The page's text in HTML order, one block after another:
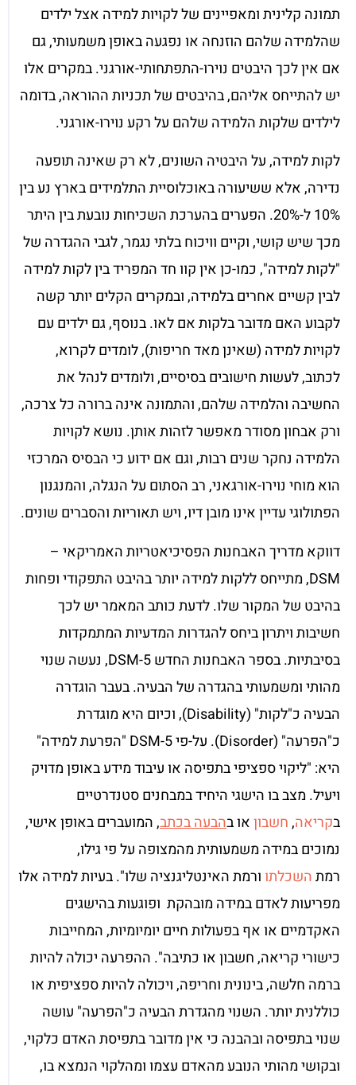
תמונה קלינית ומאפיינים של לקויות למידה אצל ילדים
שהלמידה שלהם הוזנחה או נפגעה באופן משמעותי, גם
אם אין לכך היבטים נוירו-התפתחותי-אורגני. במקרים אלו
יש להתייחס אליהם, בהיבטים של תכניות ההוראה, בדומה
לילדים שלקות הלמידה שלהם על רקע נוירו-אורגני.
לקות למידה, על היבטיה השונים, לא רק שאינה תופעה
נדירה, אלא ששיעורה באוכלוסיית התלמידים בארץ נע בין
10% ל-20%. הפערים בהערכת השכיחות נובעת בין היתר
מכך שיש קושי, וקיים וויכוח בלתי נגמר, לגבי ההגדרה של
"לקות למידה", כמו-כן אין קוו חד המפריד בין לקות למידה
לבין קשיים אחרים בלמידה, ובמקרים הקלים יותר קשה
לקבוע האם מדובר בלקות אם לאו. בנוסף, גם ילדים עם
לקויות למידה (שאינן מאד חריפות), לומדים לקרוא,
לכתוב, לעשות חישובים בסיסיים, ולומדים לנהל את
החשיבה והלמידה שלהם, והתמונה אינה ברורה כל צרכה,
ורק אבחון מסודר מאפשר לזהות אותן. נושא לקויות
הלמידה נחקר שנים רבות, וגם אם ידוע כי הבסיס המרכזי
הוא מוחי נוירו-אורגאני, רב הסתום על הנגלה, והמנגנון
הפתולוגי עדיין אינו מובן דיו, ויש תאוריות והסברים שונים.
דווקא מדריך האבחנות הפסיכיאטריות האמריקאי –
DSM, מתייחס ללקות למידה יותר בהיבט התפקודי ופחות
בהיבט של המקור שלו. לדעת כותב המאמר יש לכך
חשיבות ויתרון ביחס להגדרות המדעיות המתמקדות
בסיבתיות. בספר האבחנות החדש 5-DSM, נעשה שנוי
מהותי ומשמעותי בהגדרה של הבעיה. בעבר הוגדרה
הבעיה כ"לקות" (Disability), וכיום היא מוגדרת
כ"הפרעה" (Disorder). על-פי 5-DSM "הפרעת למידה"
היא: "ליקוי ספציפי בתפיסה או עיבוד מידע באופן מדויק
ויעיל. מצב בו הישגי היחיד במבחנים סטנדרטיים
בקריאה,חשבוןאו בהבעה בכתב, המועברים באופן אישי,
נמוכים במידה משמעותית מהמצופה על פי גילו,
רמתהשכלתו ורמת האינטליגנציה שלו". בעיות למידה אלו
מפריעות לאדם במידה מובהקת ופוגעות בהישגים
האקדמיים או אף בפעולות חיים יומיומיות, המחייבות
כישורי קריאה, חשבון או כתיבה". ההפרעה יכולה להיות
ברמה חלשה, בינונית וחריפה, ויכולה להיות ספציפית או
כוללנית יותר. השנוי מהגדרת הבעיה כ"הפרעה" עושה
שנוי בתפיסה ובהבנה כי אין מדובר בתפיסת האדם כלקוי,
ובקושי מהותי הנובע מהאדם עצמו ומהלקוי הנמצא בו,